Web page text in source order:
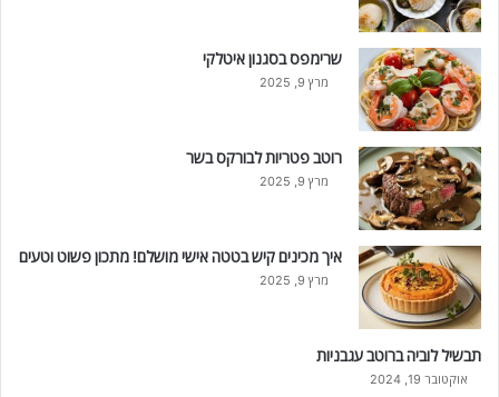
שרימפס בסגנון איטלקי
מרץ 9, 2025
רוטב פטריות לבורקס בשר
מרץ 9, 2025
איך מכינים קיש בטטה אישי מושלם! מתכון פשוט וטעים
מרץ 9, 2025
תבשיל לוביה ברוטב עגבניות
אוקטובר 19, 2024